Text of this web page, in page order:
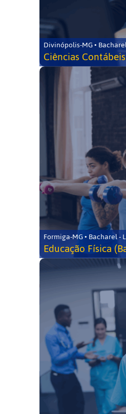
Divinópolis-MG •
Ciências
Formiga-MG • Bacharel
Educação Física